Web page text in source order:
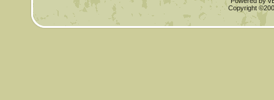
Copyright